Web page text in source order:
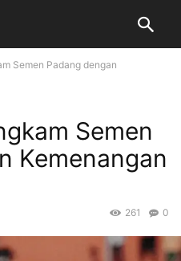
Semen Padang dengan
Semen
Kemenangan
0
261